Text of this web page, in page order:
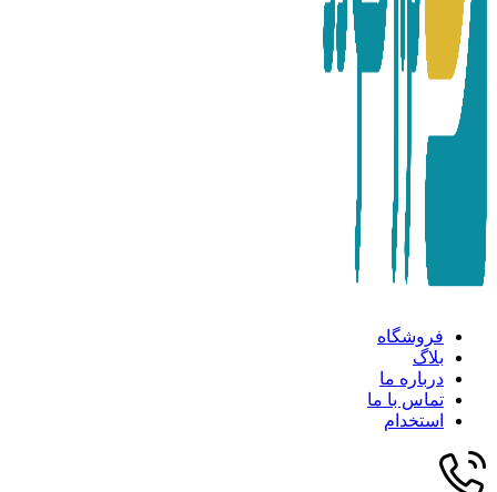
فروشگاه
بلاگ
درباره ما
تماس با ما
استخدام